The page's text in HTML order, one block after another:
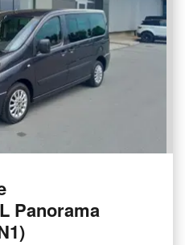
Panorama